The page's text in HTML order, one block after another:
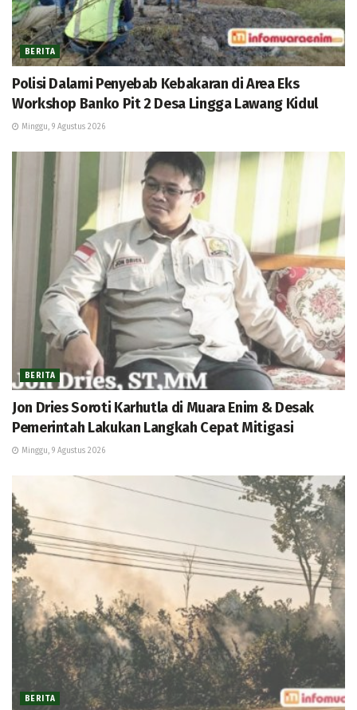
BERITA
Polisi Dalami Penyebab Kebakaran di Area Eks
Workshop Banko Pit 2 Desa Lingga Lawang Kidul
Minggu, 9 Agustus 2026
BERITA
Jon Dries Soroti Karhutla di Muara Enim & Desak
Pemerintah Lakukan Langkah Cepat Mitigasi
Minggu, 9 Agustus 2026
BERITA